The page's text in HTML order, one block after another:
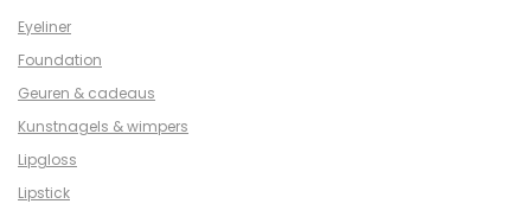
Eyeliner
Foundation
Geuren & cadeaus
Kunstnagels & wimpers
Lipgloss
Lipstick